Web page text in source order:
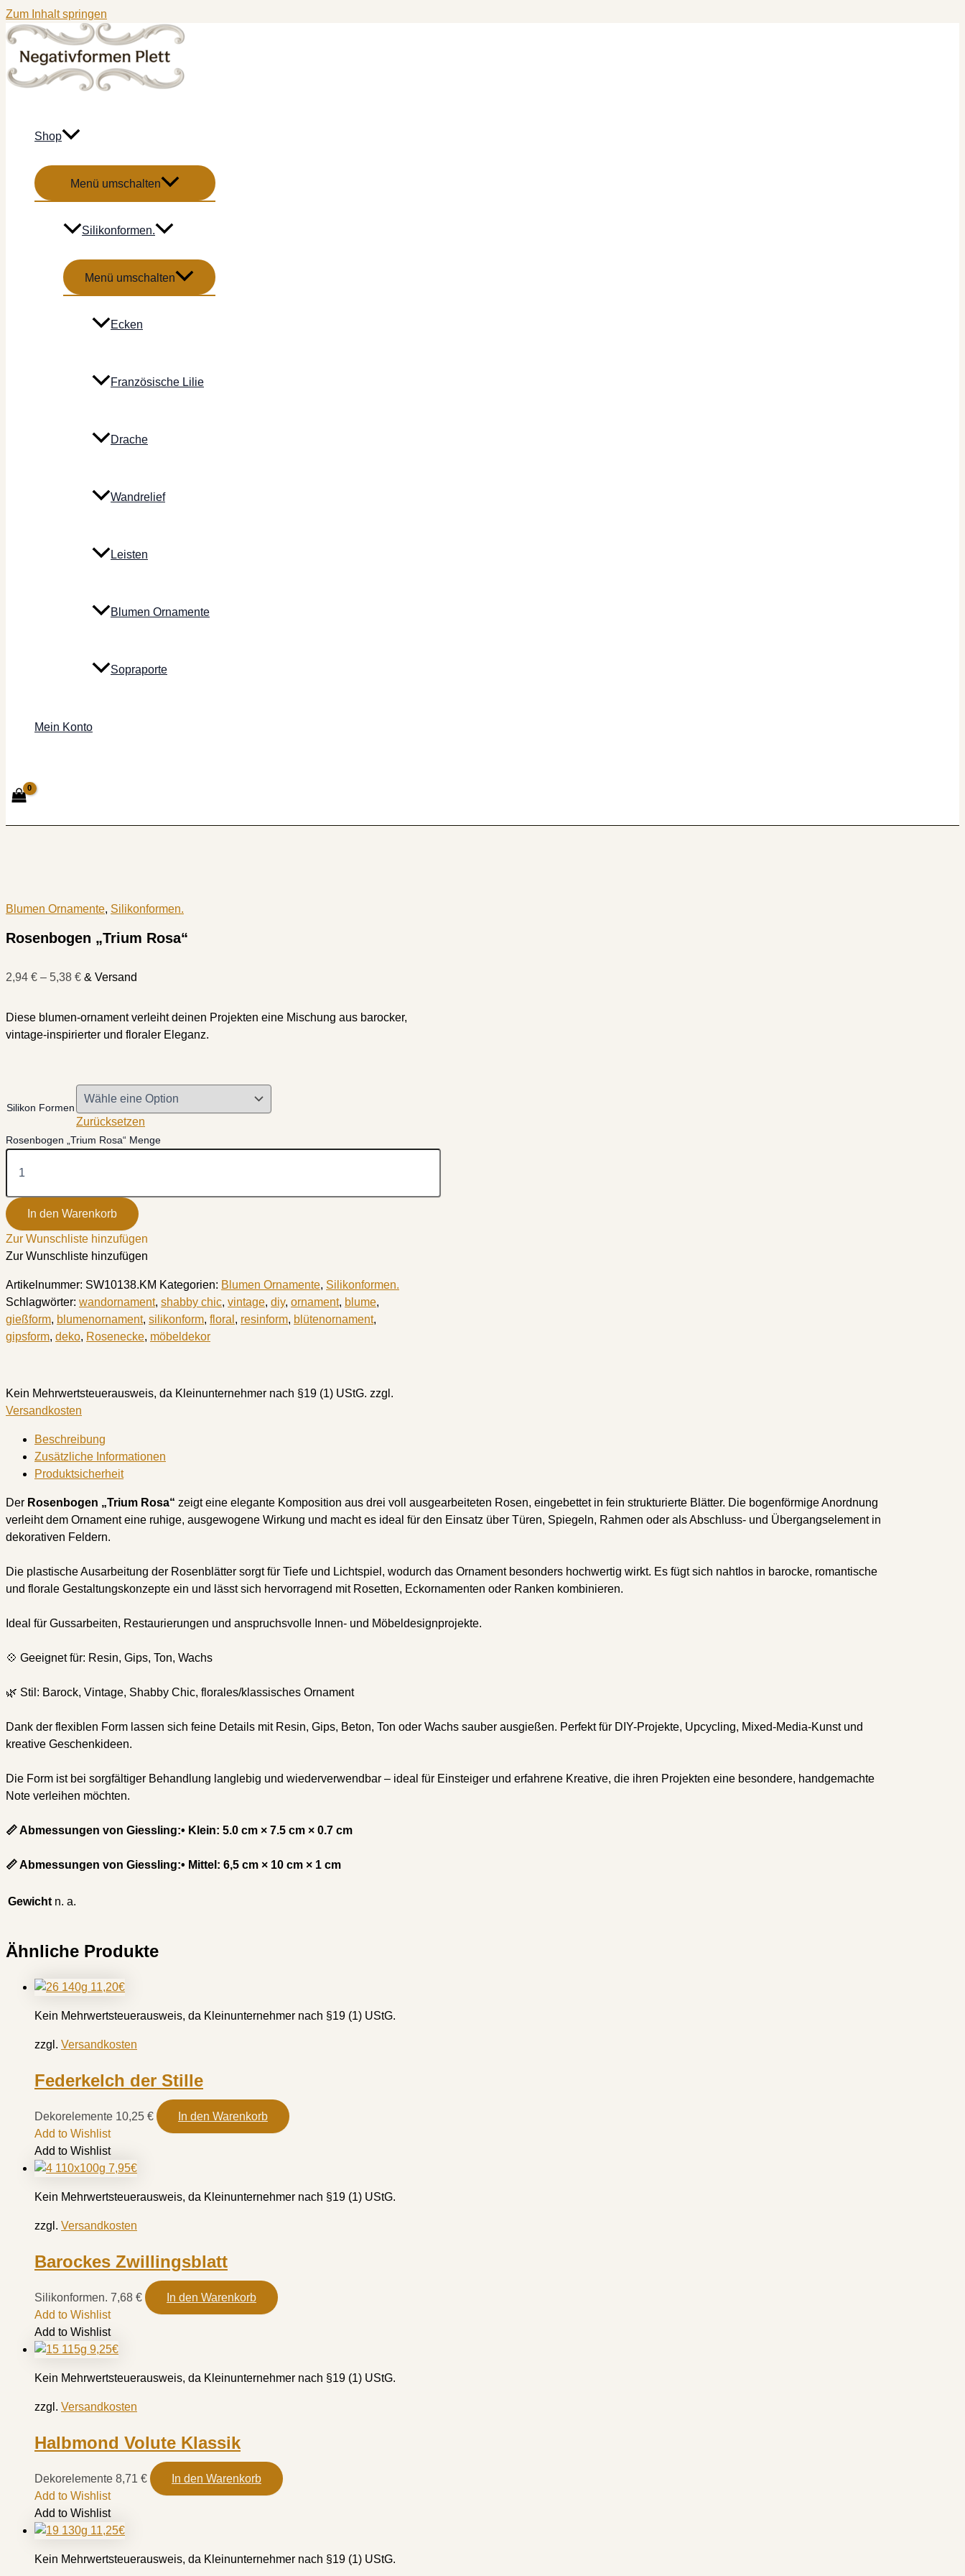
Zum Inhalt springen
Shop
Menü umschalten
Silikonformen.
Menü umschalten
Ecken
Französische Lilie
Drache
Wandrelief
Leisten
Blumen Ornamente
Sopraporte
Mein Konto
Blumen Ornamente, Silikonformen.
Rosenbogen „Trium Rosa“
2,94 € – 5,38 € & Versand
Diese blumen-ornament verleiht deinen Projekten eine Mischung aus barocker,
vintage-inspirierter und floraler Eleganz.
Silikon Formen
Zurücksetzen
Rosenbogen „Trium Rosa“ Menge
In den Warenkorb
Zur Wunschliste hinzufügen
Zur Wunschliste hinzufügen
Artikelnummer: SW10138.KM Kategorien: Blumen Ornamente, Silikonformen.
Schlagwörter: wandornament, shabby chic, vintage, diy, ornament, blume,
gießform, blumenornament, silikonform, floral , resinform, blütenornament,
gipsform, deko, Rosenecke, möbeldekor
Kein Mehrwertsteuerausweis, da Kleinunternehmer nach §19 (1) UStG. zzgl.
Versandkosten
Beschreibung
Zusätzliche Informationen
Produktsicherheit
Der Rosenbogen „Trium Rosa“ zeigt eine elegante Komposition aus drei voll ausgearbeiteten Rosen, eingebettet in fein strukturierte Blätter. Die bogenförmige Anordnung
verleiht dem Ornament eine ruhige, ausgewogene Wirkung und macht es ideal für den Einsatz über Türen, Spiegeln, Rahmen oder als Abschluss- und Übergangselement in
dekorativen Feldern.
Die plastische Ausarbeitung der Rosenblätter sorgt für Tiefe und Lichtspiel, wodurch das Ornament besonders hochwertig wirkt. Es fügt sich nahtlos in barocke, romantische
und florale Gestaltungskonzepte ein und lässt sich hervorragend mit Rosetten, Eckornamenten oder Ranken kombinieren.
Ideal für Gussarbeiten, Restaurierungen und anspruchsvolle Innen- und Möbeldesignprojekte.
💠 Geeignet für: Resin, Gips, Ton, Wachs
🌿 Stil: Barock, Vintage, Shabby Chic, florales/klassisches Ornament
Dank der flexiblen Form lassen sich feine Details mit Resin, Gips, Beton, Ton oder Wachs sauber ausgießen. Perfekt für DIY-Projekte, Upcycling, Mixed-Media-Kunst und
kreative Geschenkideen.
Die Form ist bei sorgfältiger Behandlung langlebig und wiederverwendbar – ideal für Einsteiger und erfahrene Kreative, die ihren Projekten eine besondere, handgemachte
Note verleihen möchten.
📏 Abmessungen von Giessling:• Klein: 5.0 cm × 7.5 cm × 0.7 cm
📏 Abmessungen von Giessling:• Mittel: 6,5 cm × 10 cm × 1 cm
Gewicht n. a.
Ähnliche Produkte
Kein Mehrwertsteuerausweis, da Kleinunternehmer nach §19 (1) UStG.
zzgl. Versandkosten
Federkelch der Stille
Dekorelemente 10,25 €
In den Warenkorb
Add to Wishlist
Add to Wishlist
Kein Mehrwertsteuerausweis, da Kleinunternehmer nach §19 (1) UStG.
zzgl. Versandkosten
Barockes Zwillingsblatt
Silikonformen. 7,68 €
In den Warenkorb
Add to Wishlist
Add to Wishlist
Kein Mehrwertsteuerausweis, da Kleinunternehmer nach §19 (1) UStG.
zzgl. Versandkosten
Halbmond Volute Klassik
Dekorelemente 8,71 €
In den Warenkorb
Add to Wishlist
Add to Wishlist
Kein Mehrwertsteuerausweis, da Kleinunternehmer nach §19 (1) UStG.